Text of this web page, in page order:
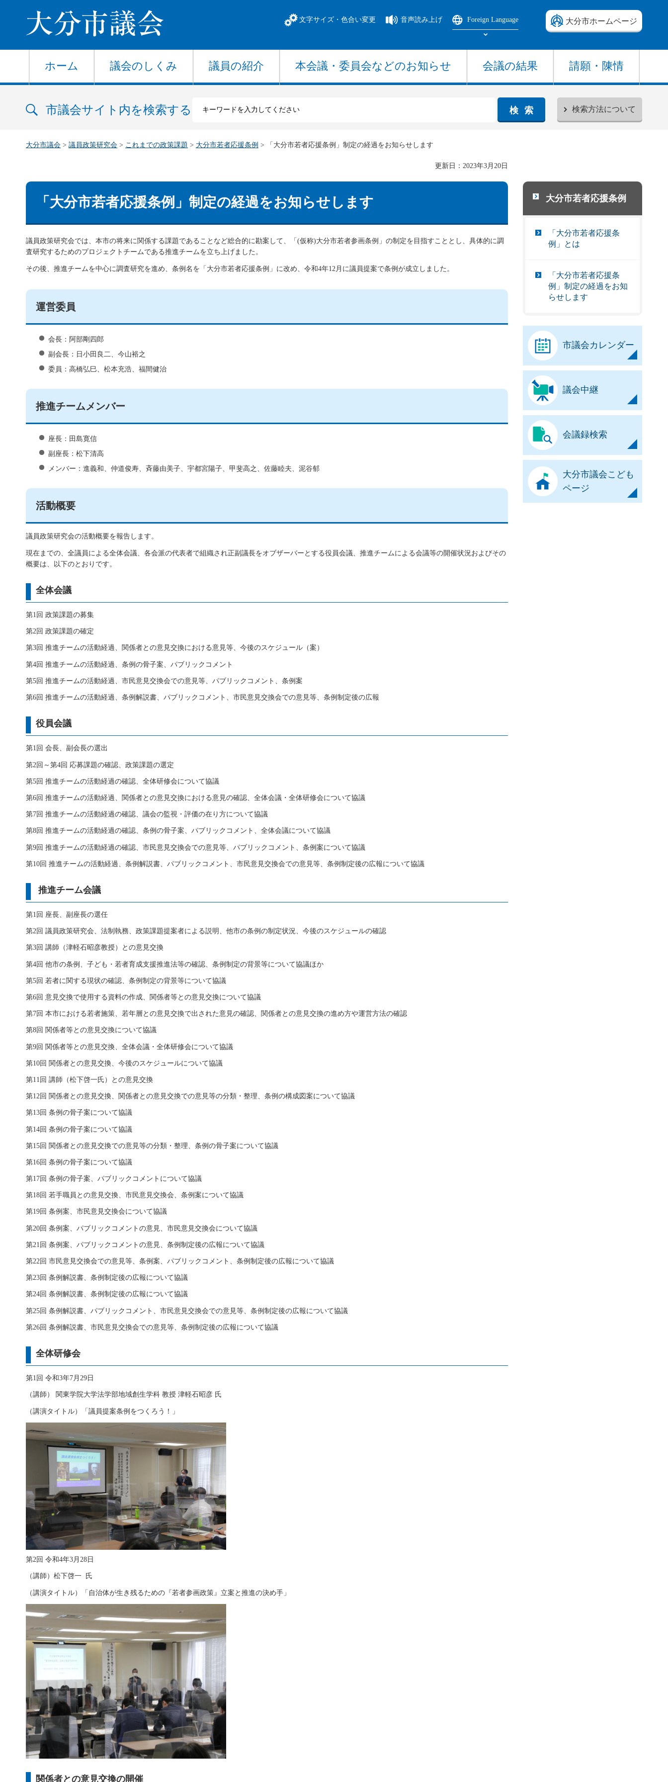
大分市議会
文字サイズ・色合い変更 音声読み上げ
Foreign Language
Select Language
大分市ホームページ
ホーム 議会のしくみ 議員の紹介 本会議・委員会などのお知らせ 会議の結果 請願・陳情
市議会サイト内を検索する 検索方法について
大分市議会 > 議員政策研究会 > これまでの政策課題 > 大分市若者応援条例 > 「大分市若者応援条例」制定の経過をお知らせします
更新日：2023年3月20日
「大分市若者応援条例」制定の経過をお知らせします
議員政策研究会では、本市の将来に関係する課題であることなど総合的に勘案して、「(仮称)大分市若者参画条例」の制定を目指すこととし、具体的に調
査研究するためのプロジェクトチームである推進チームを立ち上げました。
その後、推進チームを中心に調査研究を進め、条例名を「大分市若者応援条例」に改め、令和4年12月に議員提案で条例が成立しました。
運営委員
会長：阿部剛四郎
副会長：日小田良二、今山裕之
委員：高橋弘巳、松本充浩、福間健治
推進チームメンバー
座長：田島寛信
副座長：松下清高
メンバー：進義和、仲道俊寿、斉藤由美子、宇都宮陽子、甲斐高之、佐藤睦夫、泥谷郁
活動概要
議員政策研究会の活動概要を報告します。
現在までの、全議員による全体会議、各会派の代表者で組織され正副議長をオブザーバーとする役員会議、推進チームによる会議等の開催状況およびその
概要は、以下のとおりです。
全体会議
第1回 政策課題の募集
第2回 政策課題の確定
第3回 推進チームの活動経過、関係者との意見交換における意見等、今後のスケジュール（案）
第4回 推進チームの活動経過、条例の骨子案、パブリックコメント
第5回 推進チームの活動経過、市民意見交換会での意見等、パブリックコメント、条例案
第6回 推進チームの活動経過、条例解説書、パブリックコメント、市民意見交換会での意見等、条例制定後の広報
役員会議
第1回 会長、副会長の選出
第2回～第4回 応募課題の確認、政策課題の選定
第5回 推進チームの活動経過の確認、全体研修会について協議
第6回 推進チームの活動経過、関係者との意見交換における意見の確認、全体会議・全体研修会について協議
第7回 推進チームの活動経過の確認、議会の監視・評価の在り方について協議
第8回 推進チームの活動経過の確認、条例の骨子案、パブリックコメント、全体会議について協議
第9回 推進チームの活動経過の確認、市民意見交換会での意見等、パブリックコメント、条例案について協議
第10回 推進チームの活動経過、条例解説書、パブリックコメント、市民意見交換会での意見等、条例制定後の広報について協議
推進チーム会議
第1回 座長、副座長の選任
第2回 議員政策研究会、法制執務、政策課題提案者による説明、他市の条例の制定状況、今後のスケジュールの確認
第3回 講師（津軽石昭彦教授）との意見交換
第4回 他市の条例、子ども・若者育成支援推進法等の確認、条例制定の背景等について協議ほか
第5回 若者に関する現状の確認、条例制定の背景等について協議
第6回 意見交換で使用する資料の作成、関係者等との意見交換について協議
第7回 本市における若者施策、若年層との意見交換で出された意見の確認、関係者との意見交換の進め方や運営方法の確認
第8回 関係者等との意見交換について協議
第9回 関係者等との意見交換、全体会議・全体研修会について協議
第10回 関係者との意見交換、今後のスケジュールについて協議
第11回 講師（松下啓一氏）との意見交換
第12回 関係者との意見交換、関係者との意見交換での意見等の分類・整理、条例の構成図案について協議
第13回 条例の骨子案について協議
第14回 条例の骨子案について協議
第15回 関係者との意見交換での意見等の分類・整理、条例の骨子案について協議
第16回 条例の骨子案について協議
第17回 条例の骨子案、パブリックコメントについて協議
第18回 若手職員との意見交換、市民意見交換会、条例案について協議
第19回 条例案、市民意見交換会について協議
第20回 条例案、パブリックコメントの意見、市民意見交換会について協議
第21回 条例案、パブリックコメントの意見、条例制定後の広報について協議
第22回 市民意見交換会での意見等、条例案、パブリックコメント、条例制定後の広報について協議
第23回 条例解説書、条例制定後の広報について協議
第24回 条例解説書、条例制定後の広報について協議
第25回 条例解説書、パブリックコメント、市民意見交換会での意見等、条例制定後の広報について協議
第26回 条例解説書、市民意見交換会での意見等、条例制定後の広報について協議
全体研修会
第1回 令和3年7月29日
（講師） 関東学院大学法学部地域創生学科 教授 津軽石昭彦 氏
（講演タイトル）「議員提案条例をつくろう！」
第2回 令和4年3月28日
（講師）松下啓一 氏
（講演タイトル）「自治体が生き残るための『若者参画政策』立案と推進の決め手」
関係者との意見交換の開催
大分市若者応援条例
「大分市若者応援条
例」とは
「大分市若者応援条
例」制定の経過をお知
らせします
市議会カレンダー
議会中継
会議録検索
大分市議会こども
ページ